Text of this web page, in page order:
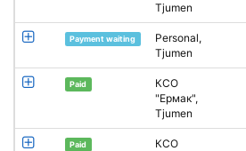
Tjumen
Payment waiting
Personal,
Tjumen
Paid
КСО
"Ермак",
Tjumen
Paid
КСО